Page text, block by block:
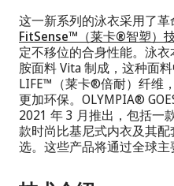
这一新系列的泳衣采用了革
FitSense™（莱卡®智塑）
定不移位的合身性能。泳
胺面料 Vita 制成，这种面
LIFE™（莱卡®倍耐）纤维
更加环保。OLYMPIA®
2021 年 3 月推出，包括一
款时尚比基尼式内衣及其
选。这些产品将通过全球主